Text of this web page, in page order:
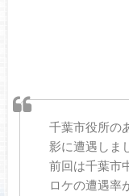
千葉市役所の
影に遭遇しま
前回は千葉市
ロケの遭遇率